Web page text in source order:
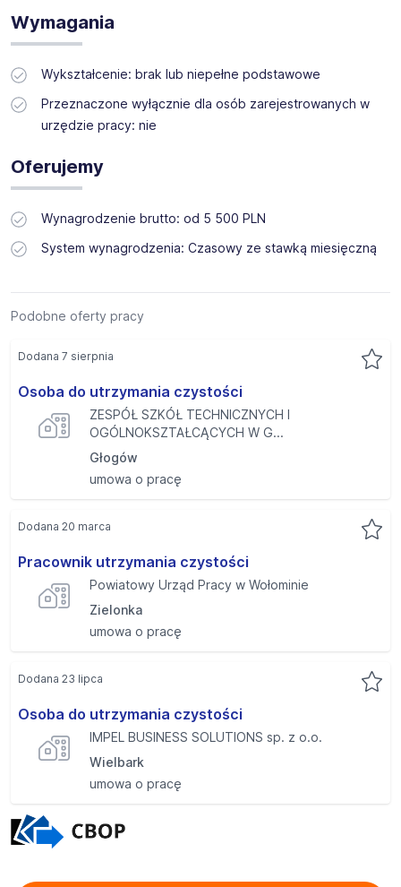
Wymagania
Wykształcenie: brak lub niepełne podstawowe
Przeznaczone wyłącznie dla osób zarejestrowanych w
urzędzie pracy: nie
Oferujemy
Wynagrodzenie brutto: od 5 500 PLN
System wynagrodzenia: Czasowy ze stawką miesięczną
Podobne oferty pracy
Osoba do utrzymania czystości
ZESPÓŁ SZKÓŁ TECHNICZNYCH I
OGÓLNOKSZTAŁCĄCYCH W G...
Głogów
umowa o pracę
Dodana 7 sierpnia
Pracownik utrzymania czystości
Powiatowy Urząd Pracy w Wołominie
Zielonka
umowa o pracę
Dodana 20 marca
Osoba do utrzymania czystości
IMPEL BUSINESS SOLUTIONS sp. z o.o.
Wielbark
umowa o pracę
Dodana 23 lipca